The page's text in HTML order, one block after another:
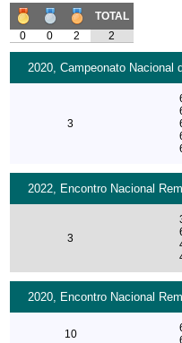
TOTAL
0
0 2 2
2020, Campeonato Nacional
3
2022, Encontro Nacional
3
2020, Encontro Nacional
10